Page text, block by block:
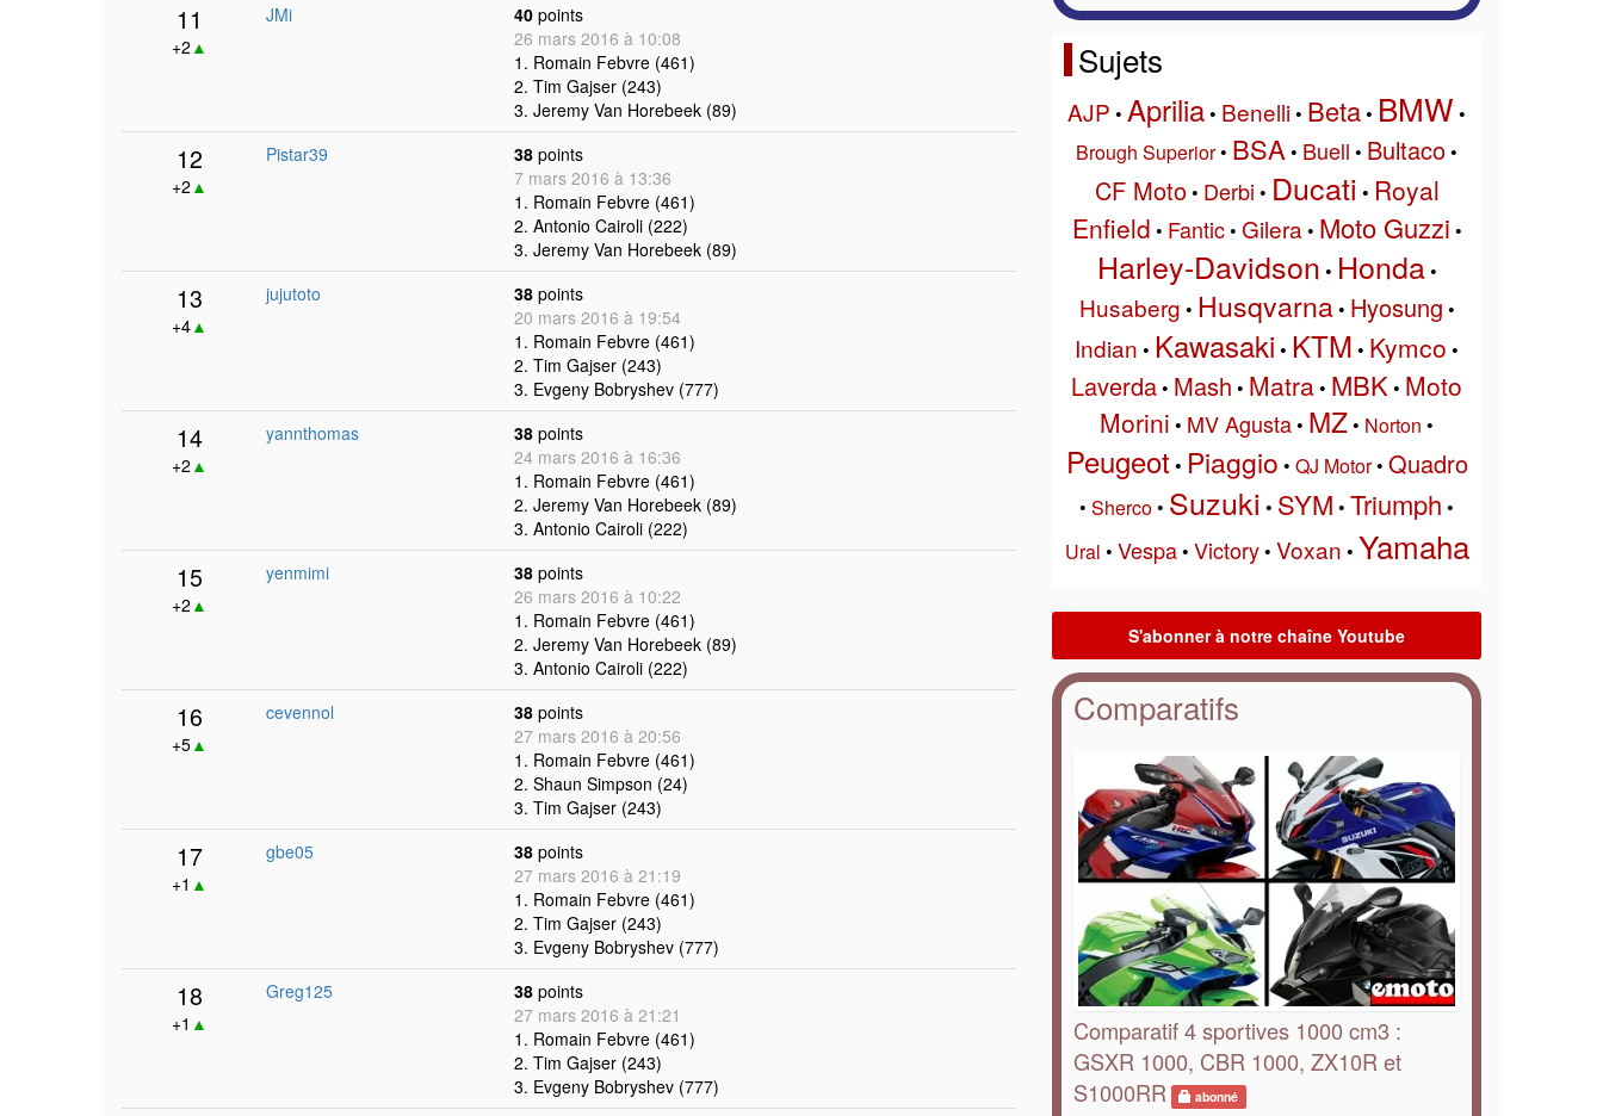
11
+2 ▲
JMi 40 points
26 mars 2016 à 10:08
1. Romain Febvre (461)
2. Tim Gajser (243)
3. Jeremy Van Horebeek (89)
12
+2 ▲
Pistar39 38 points
7 mars 2016 à 13:36
1. Romain Febvre (461)
2. Antonio Cairoli (222)
3. Jeremy Van Horebeek (89)
13
+4▲
jujutoto 38 points
20 mars 2016 à 19:54
1. Romain Febvre (461)
2. Tim Gajser (243)
3. Evgeny Bobryshev (777)
14
+2 ▲
yannthomas 38 points
24 mars 2016 à 16:36
1. Romain Febvre (461)
2. Jeremy Van Horebeek (89)
3. Antonio Cairoli (222)
15
+2 ▲
yenmimi 38 points
26 mars 2016 à 10:22
1. Romain Febvre (461)
2. Jeremy Van Horebeek (89)
3. Antonio Cairoli (222)
16
+5▲
cevennol 38 points
27 mars 2016 à 20:56
1. Romain Febvre (461)
2. Shaun Simpson (24)
3. Tim Gajser (243)
17
+1 ▲
gbe05 38 points
27 mars 2016 à 21:19
1. Romain Febvre (461)
2. Tim Gajser (243)
3. Evgeny Bobryshev (777)
18
+1 ▲
Greg125 38 points
27 mars 2016 à 21:21
1. Romain Febvre (461)
2. Tim Gajser (243)
3. Evgeny Bobryshev (777)
Sujets
AJP • Aprilia• Benelli• Beta• BMW •
Brough Superior• BSA • Buell • Bultaco•
CF Moto• Derbi • Ducati • Royal
Enfield • Fantic• Gilera • Moto Guzzi •
Harley-Davidson • Honda•
Husaberg • Husqvarna• Hyosung •
Indian • Kawasaki • KTM • Kymco •
Laverda• Mash • Matra• MBK • Moto
Morini • MV Agusta• MZ• Norton •
Peugeot • Piaggio • QJ Motor• Quadro
• Sherco• Suzuki • SYM • Triumph •
Ural • Vespa• Victory• Voxan • Yamaha
Comparatifs
Comparatif 4 sportives 1000 cm3 :
GSXR 1000, CBR 1000, ZX10R et
S1000RR
abonné